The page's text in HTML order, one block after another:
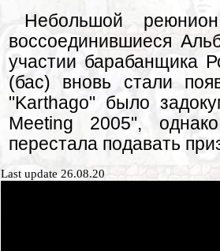
Небольшой
воссоединившиеся
участии барабанщика
(бас) вновь стали
"Karthago" было
Meeting 2005",
перестала подавать
Last update 26.08.20